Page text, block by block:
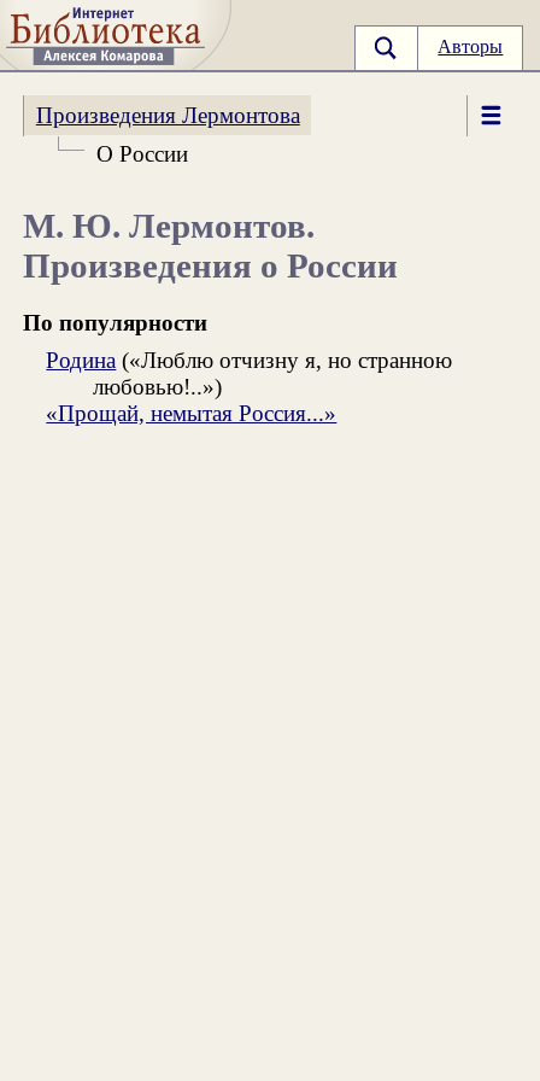
Авторы
Произведения Лермонтова
О России
М. Ю. Лермонтов.
Произведения о России
По популярности
Родина («Люблю отчизну я, но странною
любовью!..»)
«Прощай, немытая Россия...»